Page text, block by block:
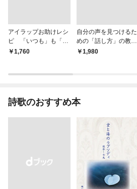
アイラップお助けレシ
ピ 「いつも」も「も
しも」もおいしい！
￥1,760
自分の声を見つけるた
めの「話し方」の教
室 Ｏｒａｃｙ（オラ
￥1,980
詩歌のおすすめ本